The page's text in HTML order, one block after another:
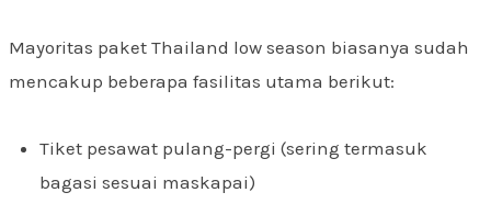
Mayoritas paket Thailand low season biasanya sudah
mencakup beberapa fasilitas utama berikut:
Tiket pesawat pulang-pergi (sering termasuk
bagasi sesuai maskapai)